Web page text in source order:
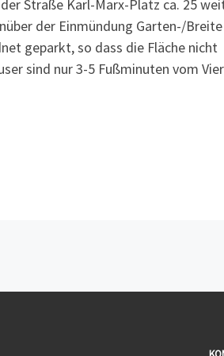
Straße Karl-Marx-Platz ca. 25
der Einmündung Garten-/Breite
geparkt, so dass die Fläche nicht
sind nur 3-5 Fußminuten vom